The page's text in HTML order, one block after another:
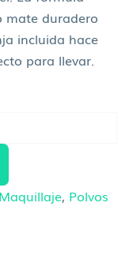
mate duradero
incluida hace
para llevar.
Maquillaje, Polvos